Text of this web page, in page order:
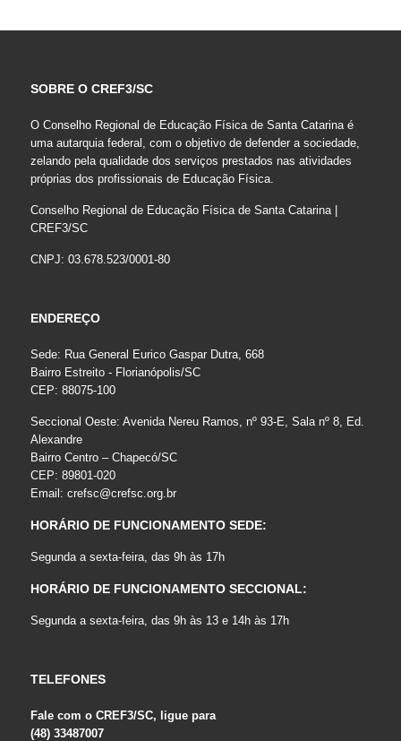
SOBRE O CREF3/SC
O Conselho Regional de Educação Física de Santa Catarina é
uma autarquia federal, com o objetivo de defender a sociedade,
zelando pela qualidade dos serviços prestados nas atividades
próprias dos profissionais de Educação Física.
Conselho Regional de Educação Física de Santa Catarina |
CREF3/SC
CNPJ: 03.678.523/0001-80
ENDEREÇO
Sede: Rua General Eurico Gaspar Dutra, 668
Bairro Estreito - Florianópolis/SC
CEP: 88075-100
Seccional Oeste: Avenida Nereu Ramos, nº 93-E, Sala nº 8, Ed.
Alexandre
Bairro Centro – Chapecó/SC
CEP: 89801-020
Email: crefsc@crefsc.org.br
HORÁRIO DE FUNCIONAMENTO SEDE:
Segunda a sexta-feira, das 9h às 17h
HORÁRIO DE FUNCIONAMENTO SECCIONAL:
Segunda a sexta-feira, das 9h às 13 e 14h às 17h
TELEFONES
Fale com o CREF3/SC, ligue para
(48) 33487007